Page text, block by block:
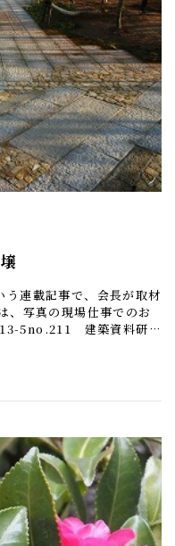
う連載記事で、会長が取材
、写真の現場仕事でのお
5no.211 建築資料研